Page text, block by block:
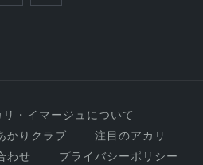
リ・イマージュについて
かりクラブ
注目のアカリ
わせ プライバシーポリシー